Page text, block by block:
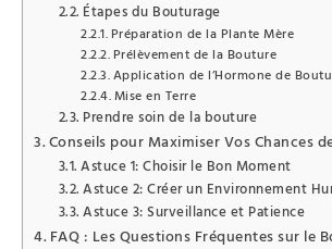
Étapes du Bouturage
Préparation de la Plante Mère
Prélèvement de la Bouture
Application de l’Hormone de
Mise en Terre
Prendre soin de la bouture
Conseils pour Maximiser Vos Chances
Astuce 1: Choisir le Bon Moment
Astuce 2: Créer un Environnement
Astuce 3: Surveillance et Patience
FAQ : Les Questions Fréquentes sur le